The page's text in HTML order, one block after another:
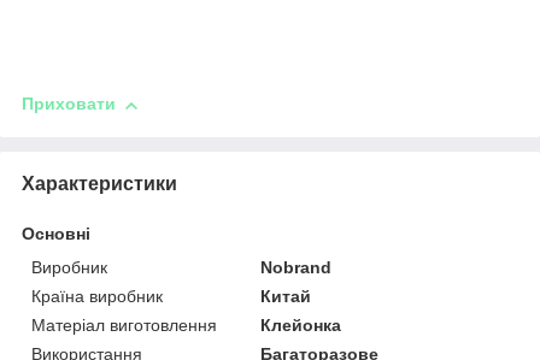
Приховати
Характеристики
Основні
Виробник
Nobrand
Країна виробник
Китай
Матеріал виготовлення
Клейонка
Використання
Багаторазове